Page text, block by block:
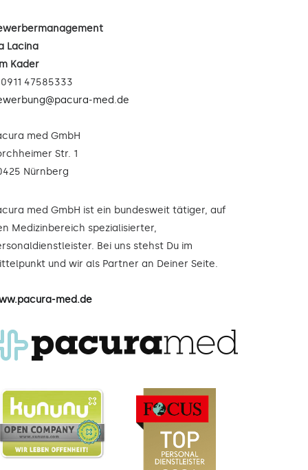
Lacina
Kader
0911 47585333
med.de
med GmbH
Str. 1
Nürnberg
med GmbH ist ein bundesweit tätiger, auf
Medizinbereich spezialisierter,
Bei uns stehst Du im
und wir als Partner an Deiner Seite.
med.de